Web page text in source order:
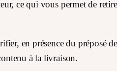
ce qui vous permet de
en présence du préposé
à la livraison.